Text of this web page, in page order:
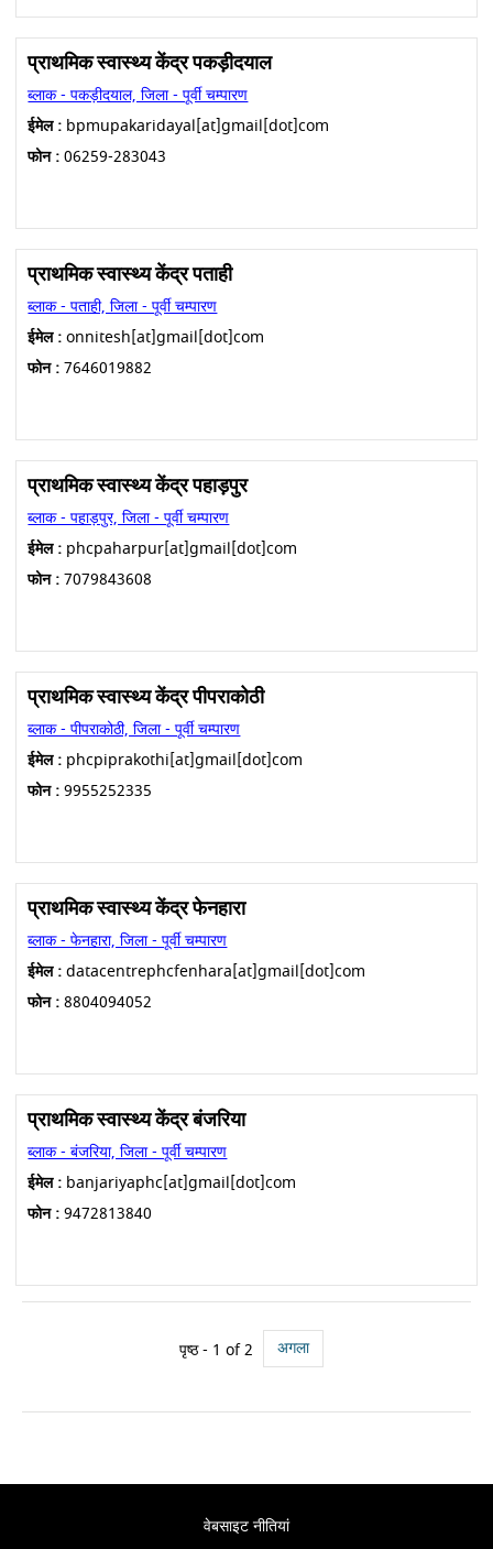
प्राथमिक स्वास्थ्य केंद्र पकड़ीदयाल
ब्लाक - पकड़ीदयाल, जिला - पूर्वी चम्पारण
ईमेल : bpmupakaridayal[at]gmail[dot]com
फोन :06259-283043
प्राथमिक स्वास्थ्य केंद्र पताही
ब्लाक - पताही, जिला - पूर्वी चम्पारण
ईमेल :onnitesh[at]gmail[dot]com
फोन :7646019882
प्राथमिक स्वास्थ्य केंद्र पहाड़पुर
ब्लाक - पहाड़पुर, जिला - पूर्वी चम्पारण
ईमेल : phcpaharpur[at]gmail[dot]com
फोन :7079843608
प्राथमिक स्वास्थ्य केंद्र पीपराकोठी
ब्लाक - पीपराकोठी, जिला - पूर्वी चम्पारण
ईमेल : phcpiprakothi[at]gmail[dot]com
फोन :9955252335
प्राथमिक स्वास्थ्य केंद्र फेनहारा
ब्लाक - फेनहारा, जिला - पूर्वी चम्पारण
ईमेल :datacentrephcfenhara[at]gmail[dot]com
फोन :8804094052
प्राथमिक स्वास्थ्य केंद्र बंजरिया
ब्लाक - बंजरिया, जिला - पूर्वी चम्पारण
ईमेल : banjariyaphc[at]gmail[dot]com
फोन :9472813840
पृष्ठ - 1 of 2 अगला
वेबसाइट नीतियां